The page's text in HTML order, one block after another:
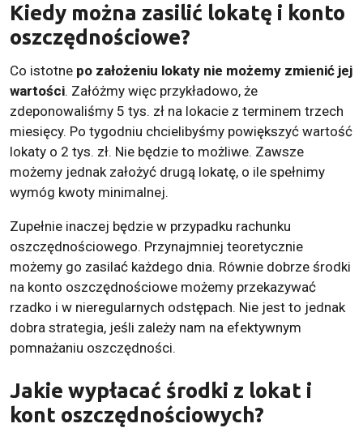
Kiedy można zasilić lokatę i konto
oszczędnościowe?
Co istotne po założeniu lokaty nie możemy zmienić jej
wartości. Załóżmy więc przykładowo, że
zdeponowaliśmy 5 tys. zł na lokacie z terminem trzech
miesięcy. Po tygodniu chcielibyśmy powiększyć wartość
lokaty o 2 tys. zł. Nie będzie to możliwe. Zawsze
możemy jednak założyć drugą lokatę, o ile spełnimy
wymóg kwoty minimalnej.
Zupełnie inaczej będzie w przypadku rachunku
oszczędnościowego. Przynajmniej teoretycznie
możemy go zasilać każdego dnia. Równie dobrze środki
na konto oszczędnościowe możemy przekazywać
rzadko i w nieregularnych odstępach. Nie jest to jednak
dobra strategia, jeśli zależy nam na efektywnym
pomnażaniu oszczędności.
Jakie wypłacać środki z lokat i
kont oszczędnościowych?